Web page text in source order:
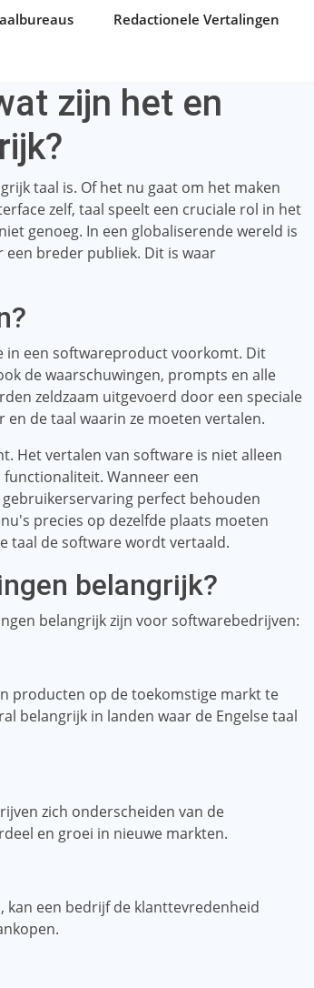
Redactionele Vertalingen
zijn het en
taal is. Of het nu gaat om het maken
zelf, taal speelt een cruciale rol in het
genoeg. In een globaliserende wereld is
breder publiek. Dit is waar
in een softwareproduct voorkomt. Dit
de waarschuwingen, prompts en alle
zeldzaam uitgevoerd door een speciale
de taal waarin ze moeten vertalen.
Het vertalen van software is niet alleen
Wanneer een
perfect behouden
precies op dezelfde plaats moeten
taal de software wordt vertaald.
belangrijk?
belangrijk zijn voor softwarebedrijven:
producten op de toekomstige markt te
belangrijk in landen waar de Engelse taal
zich onderscheiden van de
en groei in nieuwe markten.
kan een bedrijf de klanttevredenheid